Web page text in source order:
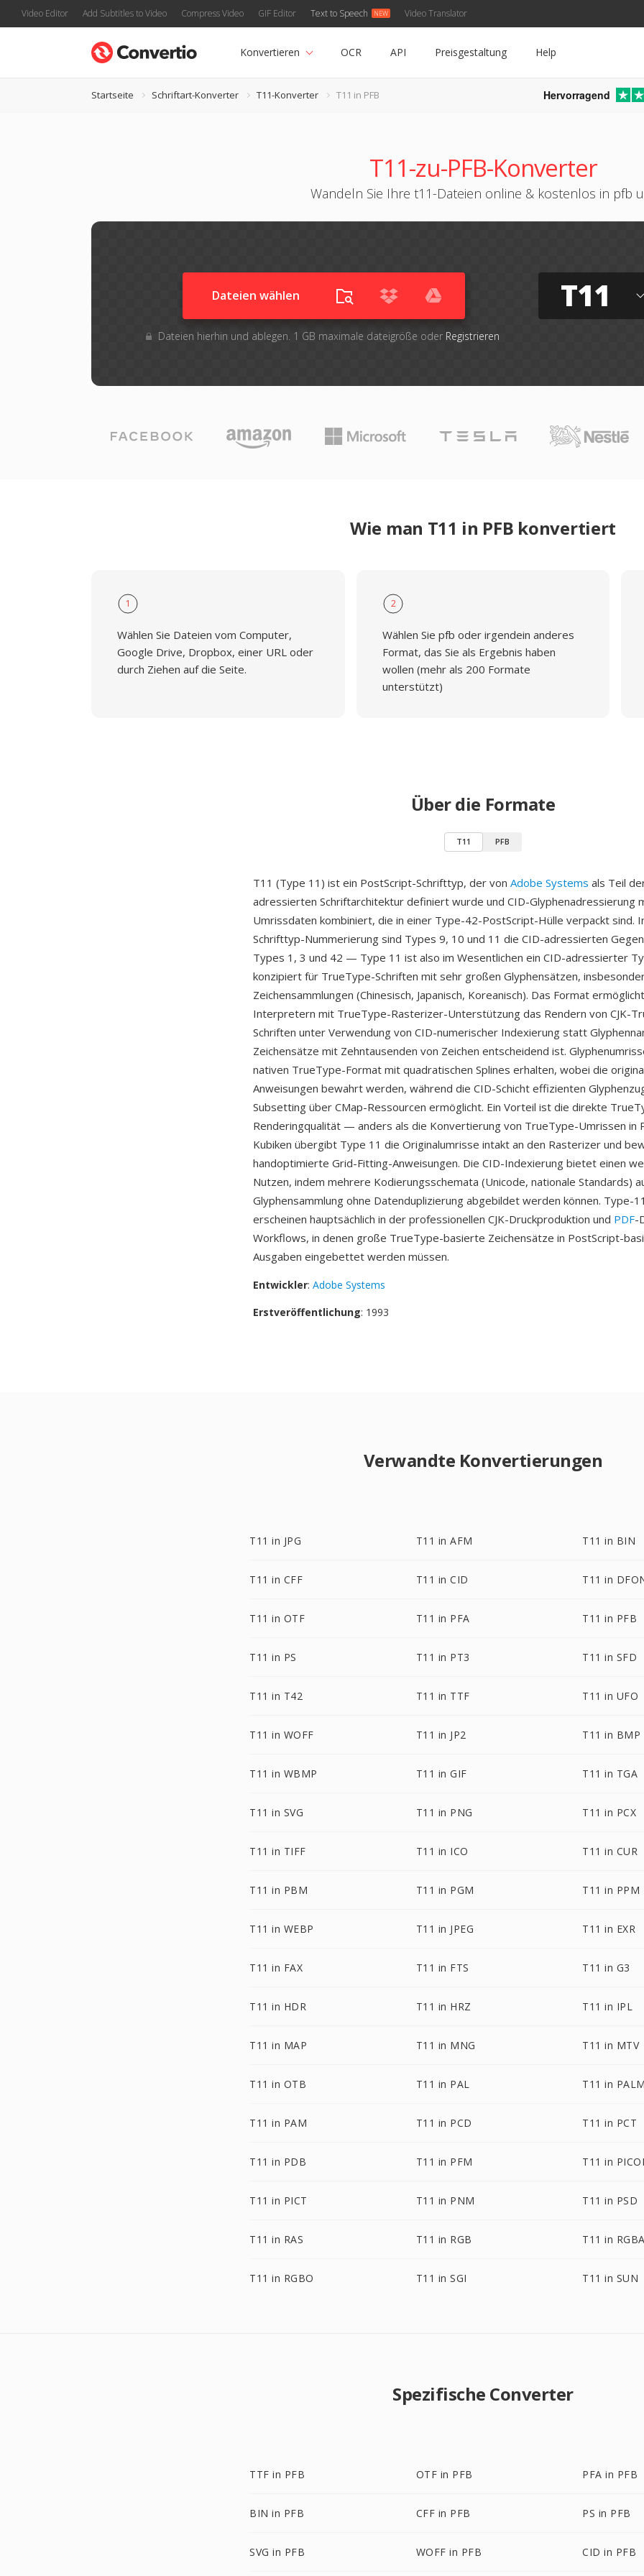
Video Editor Add Subtitles to Video Compress Video GIF Editor Text to Speech Video Translator
Konvertieren OCR API Preisgestaltung Help
Startseite Schriftart-Konverter T11-Konverter T11 in PFB Hervorragend
T11-zu-PFB-Konverter
Wandeln Sie Ihre t11-Dateien online & kostenlos in pfb
Dateien wählen
Dateien hierhin und ablegen. 1 GB maximale dateigröße oder Registrieren
T11
Wie man T11 in PFB konvertiert
1
Wählen Sie Dateien vom Computer,
Google Drive, Dropbox, einer URL oder
durch Ziehen auf die Seite.
2
Wählen Sie pfb oder irgendein anderes
Format, das Sie als Ergebnis haben
wollen (mehr als 200 Formate
unterstützt)
Über die Formate
T11 PFB
T11 (Type 11) ist ein PostScript-Schrifttyp, der von Adobe Systems als Teil
adressierten Schriftarchitektur definiert wurde und CID-Glyphenadressierung
Umrissdaten kombiniert, die in einer Type-42-PostScript-Hülle verpackt sind.
Schrifttyp-Nummerierung sind Types 9, 10 und 11 die CID-adressierten
Types 1, 3 und 42 — Type 11 ist also im Wesentlichen ein CID-adressierter
konzipiert für TrueType-Schriften mit sehr großen Glyphensätzen,
Zeichensammlungen (Chinesisch, Japanisch, Koreanisch). Das Format
Interpretern mit TrueType-Rasterizer-Unterstützung das Rendern von CJK-
Schriften unter Verwendung von CID-numerischer Indexierung statt
Zeichensätze mit Zehntausenden von Zeichen entscheidend ist.
nativen TrueType-Format mit quadratischen Splines erhalten, wobei die
Anweisungen bewahrt werden, während die CID-Schicht effizienten
Subsetting über CMap-Ressourcen ermöglicht. Ein Vorteil ist die direkte
Renderingqualität — anders als die Konvertierung von TrueType-Umrissen in
Kubiken übergibt Type 11 die Originalumrisse intakt an den Rasterizer und
handoptimierte Grid-Fitting-Anweisungen. Die CID-Indexierung bietet einen
Nutzen, indem mehrere Kodierungsschemata (Unicode, nationale Standards)
Glyphensammlung ohne Datenduplizierung abgebildet werden können. Type-
erscheinen hauptsächlich in der professionellen CJK-Druckproduktion und PDF-
Workflows, in denen große TrueType-basierte Zeichensätze in PostScript-
Ausgaben eingebettet werden müssen.
Entwickler: Adobe Systems
Erstveröffentlichung: 1993
Verwandte Konvertierungen
T11 in JPG T11 in AFM T11 in BIN
T11 in CFF T11 in CID T11 in
T11 in OTF T11 in PFA T11 in PFB
T11 in PS T11 in PT3 T11 in SFD
T11 in T42 T11 in TTF T11 in UFO
T11 in WOFF T11 in JP2 T11 in BMP
T11 in WBMP T11 in GIF T11 in TGA
T11 in SVG T11 in PNG T11 in PCX
T11 in TIFF T11 in ICO T11 in CUR
T11 in PBM T11 in PGM T11 in PPM
T11 in WEBP T11 in JPEG T11 in EXR
T11 in FAX T11 in FTS T11 in G3
T11 in HDR T11 in HRZ T11 in IPL
T11 in MAP T11 in MNG T11 in MTV
T11 in OTB T11 in PAL T11 in
T11 in PAM T11 in PCD T11 in PCT
T11 in PDB T11 in PFM T11 in
T11 in PICT T11 in PNM T11 in PSD
T11 in RAS T11 in RGB T11 in
T11 in RGBO T11 in SGI T11 in SUN
Spezifische Converter
TTF in PFB OTF in PFB PFA in PFB
BIN in PFB CFF in PFB PS in PFB
SVG in PFB WOFF in PFB CID in PFB